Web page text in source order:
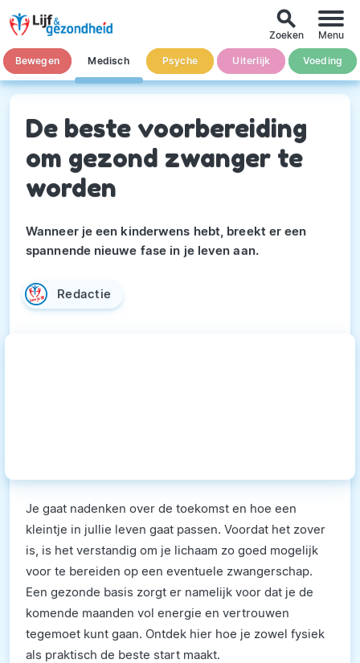
Bewegen Medisch Psyche Uiterlijk Voeding
search
Zoeken Menu
De beste voorbereiding
om gezond zwanger te
worden
Wanneer je een kinderwens hebt, breekt er een
spannende nieuwe fase in je leven aan.
Redactie
Je gaat nadenken over de toekomst en hoe een
kleintje in jullie leven gaat passen. Voordat het zover
is, is het verstandig om je lichaam zo goed mogelijk
voor te bereiden op een eventuele zwangerschap.
Een gezonde basis zorgt er namelijk voor dat je de
komende maanden vol energie en vertrouwen
tegemoet kunt gaan. Ontdek hier hoe je zowel fysiek
als praktisch de beste start maakt.